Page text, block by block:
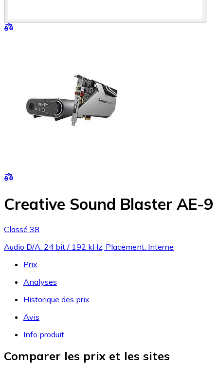
Creative Sound Blaster AE-9
Classé 38
Audio D/A: 24 bit / 192 kHz, Placement: Interne
Prix
Analyses
Historique des prix
Avis
Info produit
Comparer les prix et les sites